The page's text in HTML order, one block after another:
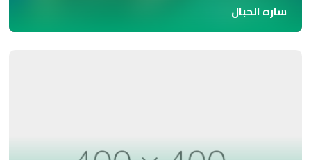
ساره الحبال